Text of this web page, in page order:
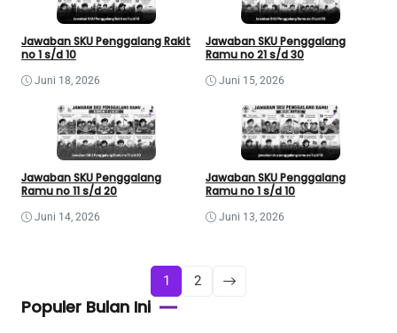
Jawaban SKU Penggalang Rakit
no 1 s/d 10
Juni 18, 2026
Jawaban SKU Penggalang
Ramu no 21 s/d 30
Juni 15, 2026
Jawaban SKU Penggalang
Ramu no 11 s/d 20
Juni 14, 2026
Jawaban SKU Penggalang
Ramu no 1 s/d 10
Juni 13, 2026
1 2
Populer Bulan Ini